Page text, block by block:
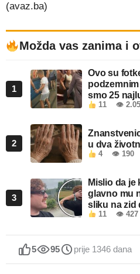
(avaz.ba)
Možda vas zanima i
1
Ovo su
smo 25
11 👁
2
u dva
4 👁 190
3
Mislio da
glavno mu
sliku na zid
11 👁 427
5 95 prije 1346 dana